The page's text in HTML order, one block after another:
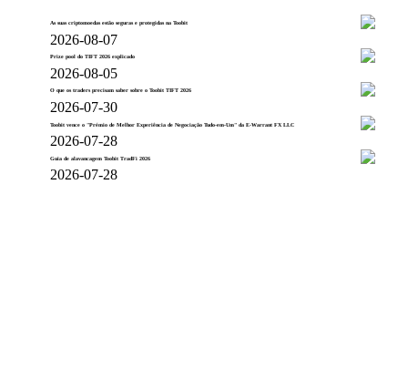
As suas criptomoedas estão seguras e protegidas na Toobit
2026-08-07
Prize pool do TIFT 2026 explicado
2026-08-05
O que os traders precisam saber sobre o Toobit TIFT 2026
2026-07-30
Toobit vence o "Prémio de Melhor Experiência de Negociação Tudo-em-Um" da E-Warrant FX LLC
2026-07-28
Guia de alavancagem Toobit TradFi 2026
2026-07-28